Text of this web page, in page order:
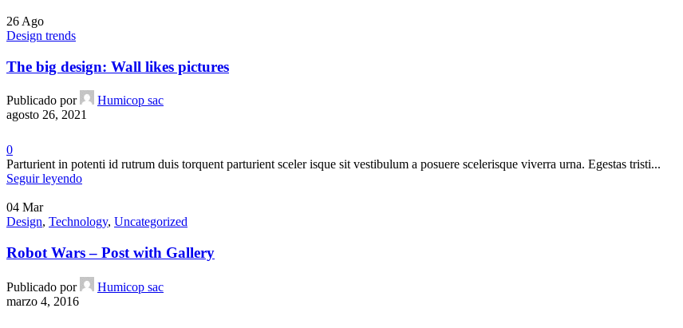
26 Ago
Design trends
The big design: Wall likes pictures
Publicado por
Humicop sac
agosto 26, 2021
0
Parturient in potenti id rutrum duis torquent parturient sceler isque sit vestibulum a posuere scelerisque viverra urna. Egestas tristi...
Seguir leyendo
04 Mar
Design, Technology, Uncategorized
Robot Wars – Post with Gallery
Publicado por
Humicop sac
marzo 4, 2016